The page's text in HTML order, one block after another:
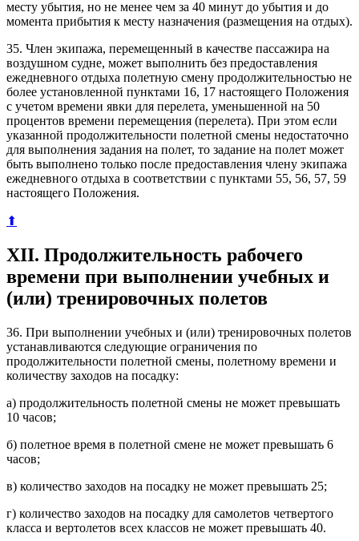
месту убытия, но не менее чем за 40 минут до убытия и до
момента прибытия к месту назначения (размещения на отдых).
35. Член экипажа, перемещенный в качестве пассажира на
воздушном судне, может выполнить без предоставления
ежедневного отдыха полетную смену продолжительностью не
более установленной пунктами 16, 17 настоящего Положения
с учетом времени явки для перелета, уменьшенной на 50
процентов времени перемещения (перелета). При этом если
указанной продолжительности полетной смены недостаточно
для выполнения задания на полет, то задание на полет может
быть выполнено только после предоставления члену экипажа
ежедневного отдыха в соответствии с пунктами 55, 56, 57, 59
настоящего Положения.
⬆
XII. Продолжительность рабочего
времени при выполнении учебных и
(или) тренировочных полетов
36. При выполнении учебных и (или) тренировочных полетов
устанавливаются следующие ограничения по
продолжительности полетной смены, полетному времени и
количеству заходов на посадку:
а) продолжительность полетной смены не может превышать
10 часов;
б) полетное время в полетной смене не может превышать 6
часов;
в) количество заходов на посадку не может превышать 25;
г) количество заходов на посадку для самолетов четвертого
класса и вертолетов всех классов не может превышать 40.